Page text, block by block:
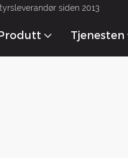
siden 2013
Tjenesten